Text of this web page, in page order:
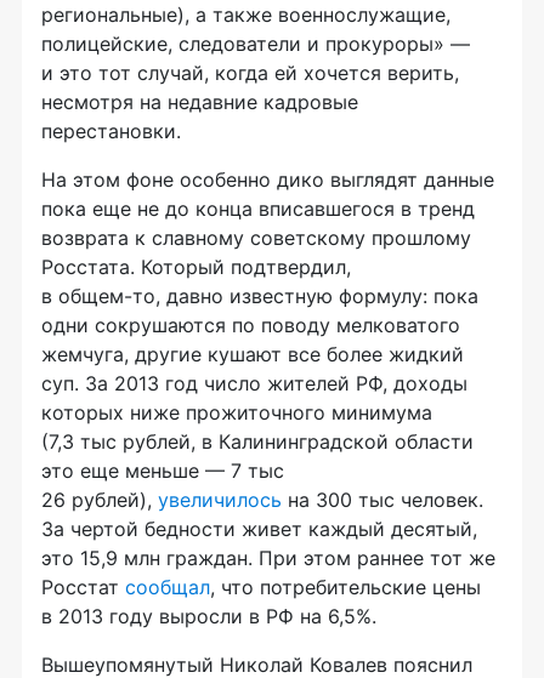
региональные), а также военнослужащие,
полицейские, следователи и прокуроры» —
и это тот случай, когда ей хочется верить,
несмотря на недавние кадровые
перестановки.
На этом фоне особенно дико выглядят данные
пока еще не до конца вписавшегося в тренд
возврата к славному советскому прошлому
Росстата. Который подтвердил,
в общем-то, давно известную формулу: пока
одни сокрушаются по поводу мелковатого
жемчуга, другие кушают все более жидкий
суп. За 2013 год число жителей РФ, доходы
которых ниже прожиточного минимума
(7,3 тыс рублей, в Калининградской области
это еще меньше — 7 тыс
26 рублей), увеличилось на 300 тыс человек.
За чертой бедности живет каждый десятый,
это 15,9 млн граждан. При этом раннее тот же
Росстат сообщал, что потребительские цены
в 2013 году выросли в РФ на 6,5%.
Вышеупомянутый Николай Ковалев пояснил